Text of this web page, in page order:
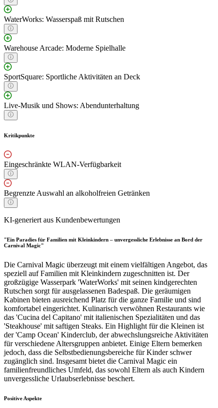
WaterWorks: Wasserspaß mit Rutschen
Warehouse Arcade: Moderne Spielhalle
SportSquare: Sportliche Aktivitäten an Deck
Live-Musik und Shows: Abendunterhaltung
Kritikpunkte
Eingeschränkte WLAN-Verfügbarkeit
Begrenzte Auswahl an alkoholfreien Getränken
KI-generiert aus Kundenbewertungen
"Ein Paradies für Familien mit Kleinkindern – unvergessliche Erlebnisse an Bord der
Carnival Magic"
Die Carnival Magic überzeugt mit einem vielfältigen Angebot, das
speziell auf Familien mit Kleinkindern zugeschnitten ist. Der
großzügige Wasserpark 'WaterWorks' mit seinen kindgerechten
Rutschen sorgt für ausgelassenen Badespaß. Die geräumigen
Kabinen bieten ausreichend Platz für die ganze Familie und sind
komfortabel eingerichtet. Kulinarisch verwöhnen Restaurants wie
das 'Cucina del Capitano' mit italienischen Spezialitäten und das
'Steakhouse' mit saftigen Steaks. Ein Highlight für die Kleinen ist
der 'Camp Ocean' Kinderclub, der abwechslungsreiche Aktivitäten
für verschiedene Altersgruppen anbietet. Einige Eltern bemerken
jedoch, dass die Selbstbedienungsbereiche für Kinder schwer
zugänglich sind. Insgesamt bietet die Carnival Magic ein
familienfreundliches Umfeld, das sowohl Eltern als auch Kindern
unvergessliche Urlaubserlebnisse beschert.
Positive Aspekte